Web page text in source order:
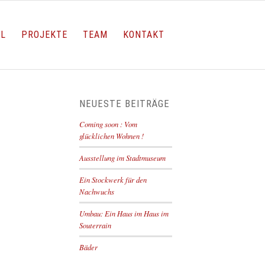
PROJEKTE TEAM KONTAKT
NEUESTE BEITRÄGE
Coming soon : Vom
glücklichen Wohnen !
Ausstellung im Stadtmuseum
Ein Stockwerk für den
Nachwuchs
Umbau: Ein Haus im Haus im
Souterrain
Bäder